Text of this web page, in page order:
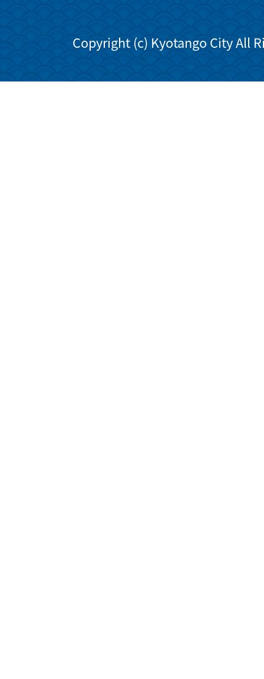
Copyright (c) Kyotango City All